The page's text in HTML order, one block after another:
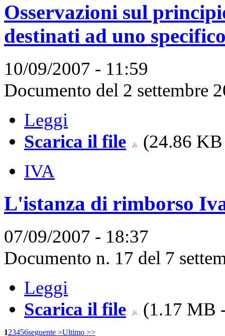
Osservazioni sul
destinati ad uno
10/09/2007 - 11:59
Documento del 2 settembre
Leggi
Scarica il file
(24.86
IVA
L'istanza di rimborso
07/09/2007 - 18:37
Documento n. 17 del 7
Leggi
Scarica il file
(1.17 MB
123456seguente >Ultimo >>